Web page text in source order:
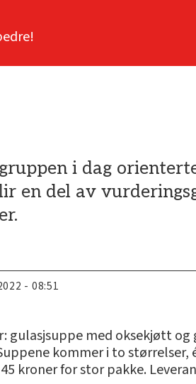
i dag
en del av
- 08:51
gulasjsuppe med oksekjøtt
kommer i to
kroner for stor pakke.